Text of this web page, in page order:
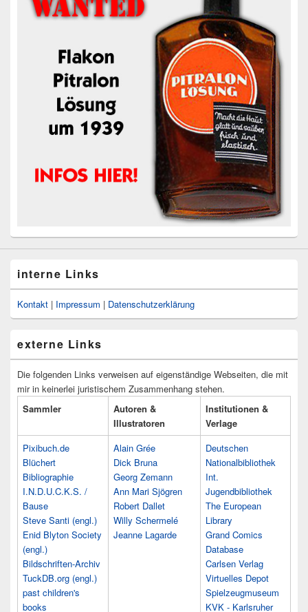
interne Links
Kontakt | Impressum | Datenschutzerklärung
externe Links
Die folgenden Links verweisen auf eigenständige Webseiten, die mit
mir in keinerlei juristischem Zusammenhang stehen.
Sammler
Autoren &
Illustratoren
Institutionen &
Verlage
Pixibuch.de
Blüchert
Bibliographie
I.N.D.U.C.K.S. /
Bause
Steve Santi (engl.)
Enid Blyton Society
(engl.)
Bildschriften-Archiv
TuckDB.org (engl.)
past children's
books
Alain Grée
Dick Bruna
Georg Zemann
Ann Mari Sjögren
Robert Dallet
Willy Schermelé
Jeanne Lagarde
Deutschen
Nationalbibliothek
Int.
Jugendbibliothek
The European
Library
Grand Comics
Database
Carlsen Verlag
Virtuelles Depot
Spielzeugmuseum
KVK - Karlsruher